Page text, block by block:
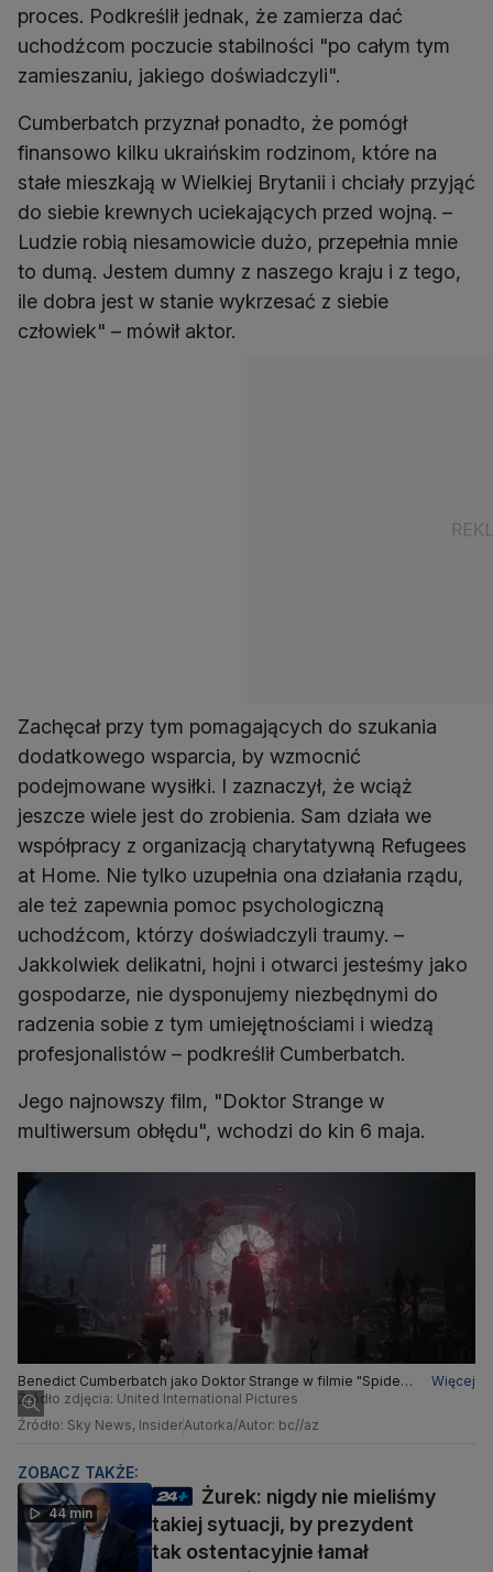
proces. Podkreślił jednak, że zamierza dać
uchodźcom poczucie stabilności "po całym tym
zamieszaniu, jakiego doświadczyli".
Cumberbatch przyznał ponadto, że pomógł
finansowo kilku ukraińskim rodzinom, które na
stałe mieszkają w Wielkiej Brytanii i chciały przyjąć
do siebie krewnych uciekających przed wojną. –
Ludzie robią niesamowicie dużo, przepełnia mnie
to dumą. Jestem dumny z naszego kraju i z tego,
ile dobra jest w stanie wykrzesać z siebie
człowiek" – mówił aktor.
Zachęcał przy tym pomagających do szukania
dodatkowego wsparcia, by wzmocnić
podejmowane wysiłki. I zaznaczył, że wciąż
jeszcze wiele jest do zrobienia. Sam działa we
współpracy z organizacją charytatywną Refugees
at Home. Nie tylko uzupełnia ona działania rządu,
ale też zapewnia pomoc psychologiczną
uchodźcom, którzy doświadczyli traumy. –
Jakkolwiek delikatni, hojni i otwarci jesteśmy jako
gospodarze, nie dysponujemy niezbędnymi do
radzenia sobie z tym umiejętnościami i wiedzą
profesjonalistów – podkreślił Cumberbatch.
Jego najnowszy film, "Doktor Strange w
multiwersum obłędu", wchodzi do kin 6 maja.
Benedict Cumberbatch jako Doktor Strange w filmie "Spider-
Man:Bez drogi do domu"
Więcej
Źródło zdjęcia: United International Pictures
Źródło: Sky News, InsiderAutorka/Autor: bc//az
ZOBACZ TAKŻE:
44 min
Żurek: nigdy nie mieliśmy
takiej sytuacji, by prezydent
tak ostentacyjnie łamał